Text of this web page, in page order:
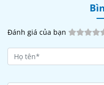
Đánh giá của bạn